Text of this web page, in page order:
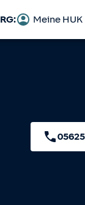
Meine HUK